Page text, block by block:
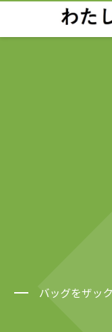
バッグをザッ